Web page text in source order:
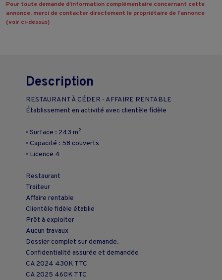
Pour toute demande d’information complémentaire concernant cette
annonce, merci de contacter directement le propriétaire de l’annonce
(voir ci-dessus)
Description
RESTAURANT À CÉDER - AFFAIRE RENTABLE
Établissement en activité avec clientèle fidèle
• Surface : 243 m²
• Capacité : 58 couverts
• Licence 4
Restaurant
Traiteur
Affaire rentable
Clientèle fidèle établie
Prêt à exploiter
Aucun travaux
Dossier complet sur demande.
Confidentialité assurée et demandée
CA 2024 430K TTC
CA 2025 460K TTC